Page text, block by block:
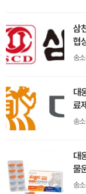
삼
협
송
대
료
송
대
물
송